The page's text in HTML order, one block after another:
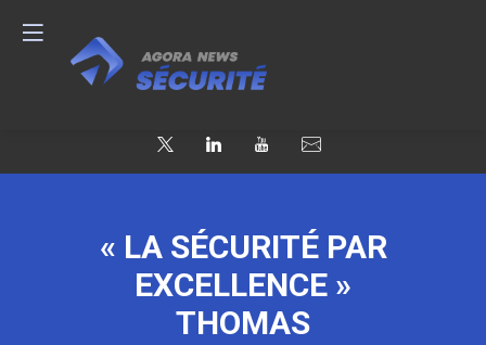
« LA SÉCURITÉ PAR
EXCELLENCE »
THOMAS